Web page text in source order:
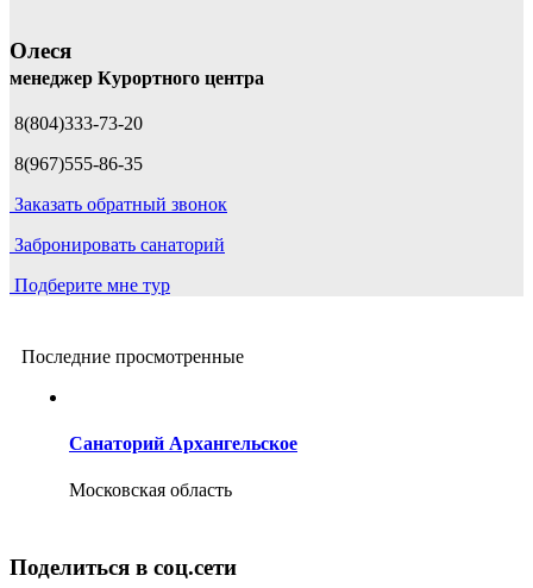
Олеся
менеджер Курортного центра
8(804)333-73-20
8(967)555-86-35
Заказать обратный звонок
Забронировать санаторий
Подберите мне тур
Последние просмотренные
Санаторий Архангельское
Московская область
Поделиться в соц.сети